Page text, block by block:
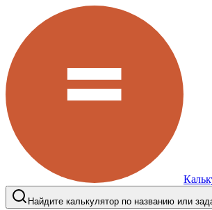
Найдите калькулятор по названию или